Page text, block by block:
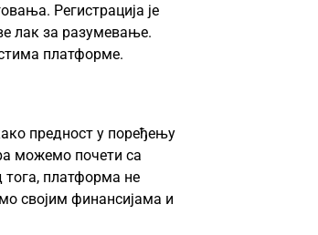
Регистрација је
лак за разумевање.
платформе.
предност у поређењу
можемо почети са
тога, платформа не
својим финансијама и